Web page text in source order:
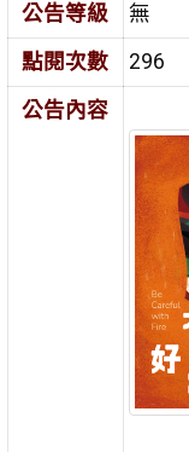
公告等級
無
點閱次數
296
公告內容